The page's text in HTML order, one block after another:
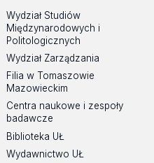
Wydział Studiów
Międzynarodowych i
Politologicznych
Wydział Zarządzania
Filia w Tomaszowie
Mazowieckim
Centra naukowe i zespoły
badawcze
Biblioteka UŁ
Wydawnictwo UŁ